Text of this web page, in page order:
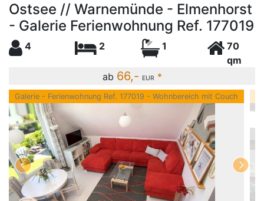
Ostsee // Warnemünde - Elmenhorst
- Galerie Ferienwohnung Ref. 177019
4 2 1
70
qm
ab 66,- EUR *
Galerie - Ferienwohnung Ref. 177019 - Wohnbereich mit Couch